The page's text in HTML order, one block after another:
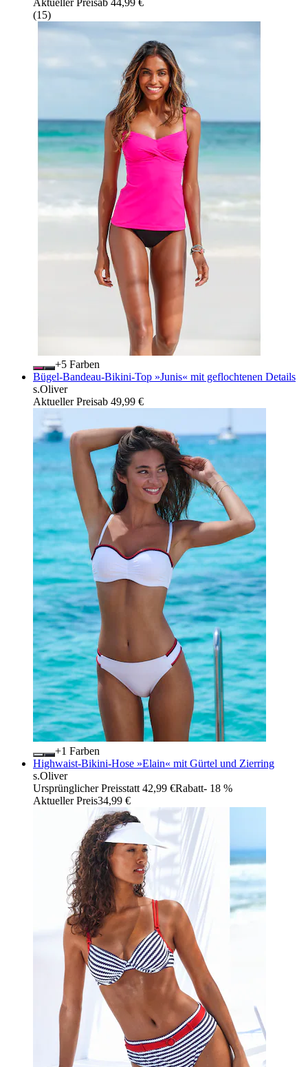
(15)
+
Farben
Bügel-Bandeau-Bikini-Top »Junis« mit geflochtenen Details
s.Oliver
Aktueller Preisab 49,99 €
+
Farben
Highwaist-Bikini-Hose »Elain« mit Gürtel und Zierring
s.Oliver
Ursprünglicher Preisstatt 42,99 €Rabatt- 18 %
Aktueller Preis34,99 €